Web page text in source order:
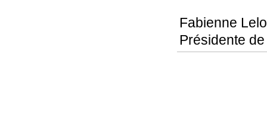
Fabienne
Présidente de